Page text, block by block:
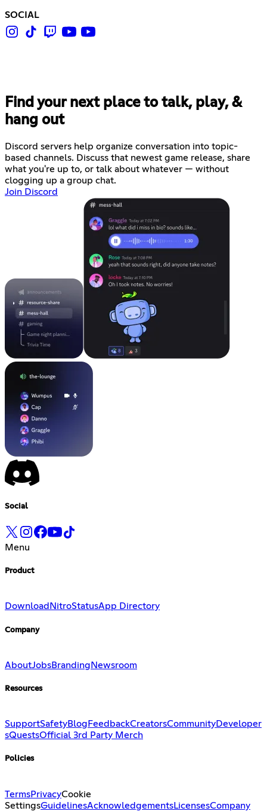
SOCIAL
Find your next place to talk, play, &
hang out
Discord servers help organize conversation into topic-
based channels. Discuss that newest game release, share
what you're up to, or talk about whatever — without
clogging up a group chat.
Join Discord
Social
Menu
Product
Download NitroStatusApp Directory
Company
AboutJobsBranding Newsroom
Resources
SupportSafetyBlog FeedbackCreatorsCommunityDeveloper
sQuestsOfficial 3rd Party Merch
Policies
TermsPrivacyCookie
SettingsGuidelinesAcknowledgementsLicensesCompany